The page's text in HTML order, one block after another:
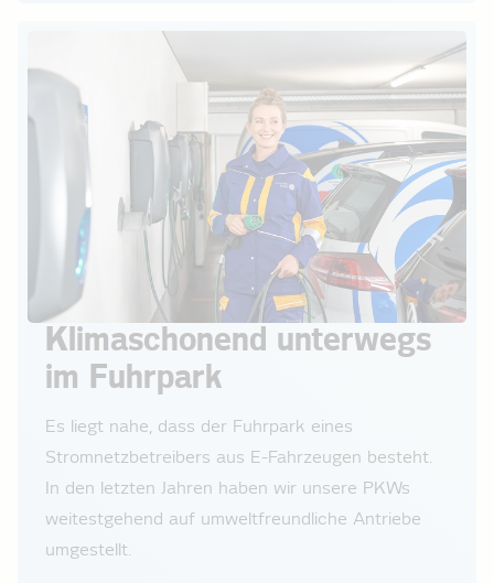
Klimaschonend unterwegs
im Fuhrpark
Es liegt nahe, dass der Fuhrpark eines
Stromnetzbetreibers aus E-Fahrzeugen besteht.
In den letzten Jahren haben wir unsere PKWs
weitestgehend auf umweltfreundliche Antriebe
umgestellt.